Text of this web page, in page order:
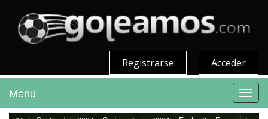
Acceder
Registrarse
Menu